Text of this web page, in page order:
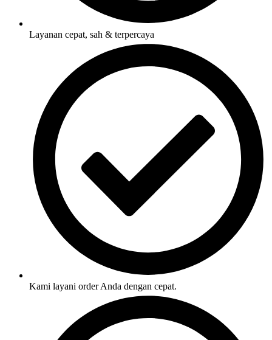
Layanan cepat, sah & terpercaya
Kami layani order Anda dengan cepat.